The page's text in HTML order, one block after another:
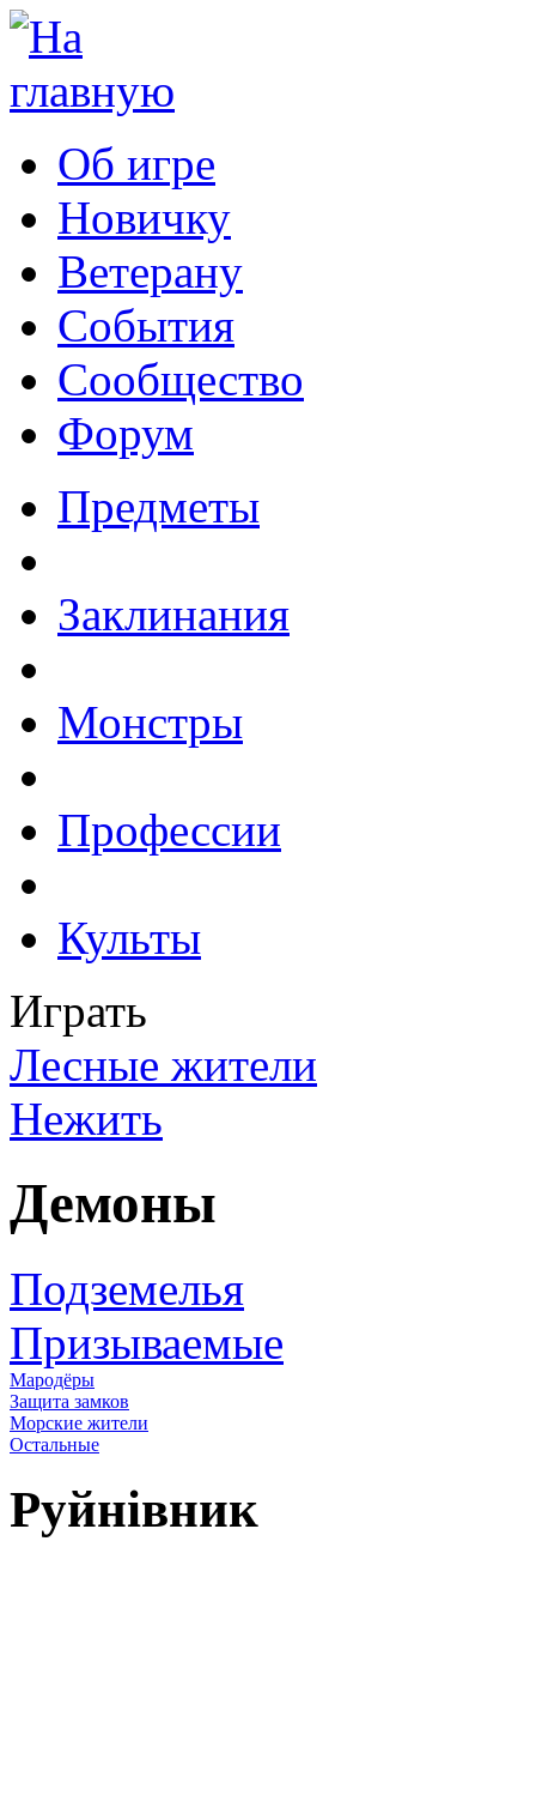
Об игре
Новичку
Ветерану
События
Сообщество
Форум
Предметы
Заклинания
Монстры
Профессии
Культы
Играть
Лесные жители
Нежить
Демоны
Подземелья
Призываемые
Мародёры
Защита замков
Морские жители
Остальные
Руйнівник